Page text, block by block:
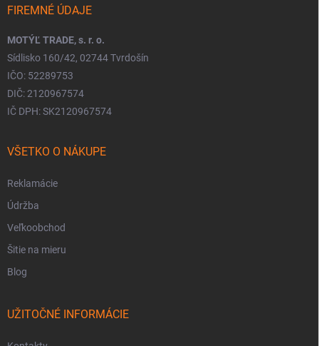
FIREMNÉ ÚDAJE
MOTÝĽ TRADE, s. r. o.
Sídlisko 160/42, 02744 Tvrdošín
IČO: 52289753
DIČ: 2120967574
IČ DPH: SK2120967574
VŠETKO O NÁKUPE
Reklamácie
Údržba
Veľkoobchod
Šitie na mieru
Blog
UŽITOČNÉ INFORMÁCIE